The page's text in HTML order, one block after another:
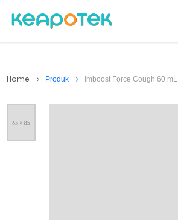
Home Produk Imboost Force Cough 60 mL